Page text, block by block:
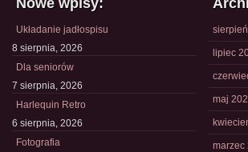
Nowe wpisy:
Układanie jadłospisu
8 sierpnia, 2026
Dla seniorów
7 sierpnia, 2026
Harlequin Retro
6 sierpnia, 2026
Fotografia
lipiec
maj
marzec